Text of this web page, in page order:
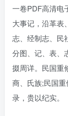
一卷PDF高清电
大事记，沿革表
志、经制志、民
分图、记、表、
掇周详。民国重
商、氏族;民国
录，贵以纪实。